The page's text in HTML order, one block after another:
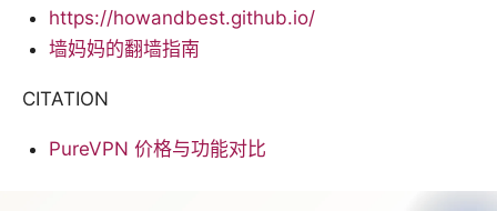
https://howandbest.github.io/
墙妈妈的翻墙指南
CITATION
PureVPN 价格与功能对比